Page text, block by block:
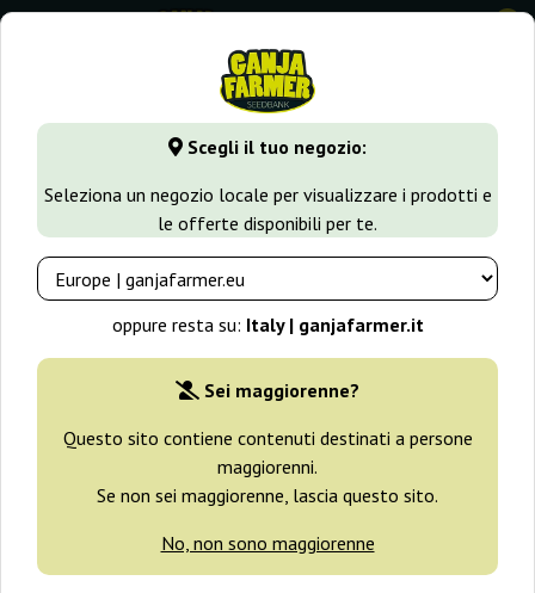
Scegli il tuo negozio:
Seleziona un negozio locale per visualizzare i prodotti e
le offerte disponibili per te.
oppure resta su: Italy | ganjafarmer.it
Sei maggiorenne?
Questo sito contiene contenuti destinati a persone
maggiorenni.
Se non sei maggiorenne, lascia questo sito.
No, non sono maggiorenne
0
GanjaFarmer.it Tipi di Semi Semi Indica Hammershark